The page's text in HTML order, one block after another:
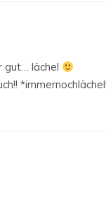
gut… lächel